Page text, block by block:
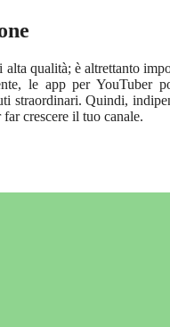
qualità; è altrettanto
le app per YouTuber
straordinari. Quindi,
crescere il tuo canale.